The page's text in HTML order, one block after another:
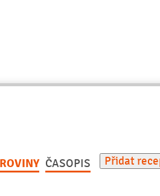
ČASOPIS Přidat